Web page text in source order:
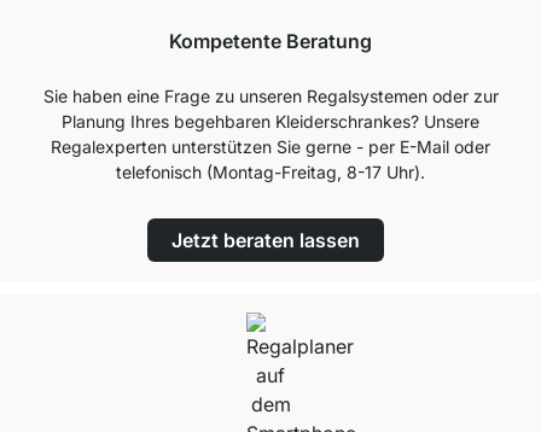
Kompetente Beratung
Sie haben eine Frage zu unseren Regalsystemen oder zur
Planung Ihres begehbaren Kleiderschrankes? Unsere
Regalexperten unterstützen Sie gerne - per E-Mail oder
telefonisch (Montag-Freitag, 8-17 Uhr).
Jetzt beraten lassen